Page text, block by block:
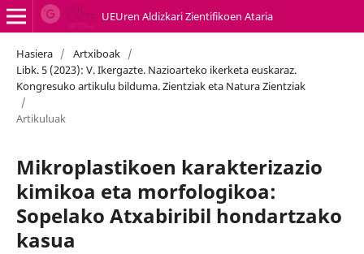
UEUren Aldizkari Zientifikoen Ataria
Hasiera / Artxiboak /
Libk. 5 (2023): V. Ikergazte. Nazioarteko ikerketa euskaraz.
Kongresuko artikulu bilduma. Zientziak eta Natura Zientziak
/
Artikuluak
Mikroplastikoen karakterizazio
kimikoa eta morfologikoa:
Sopelako Atxabiribil hondartzako
kasua